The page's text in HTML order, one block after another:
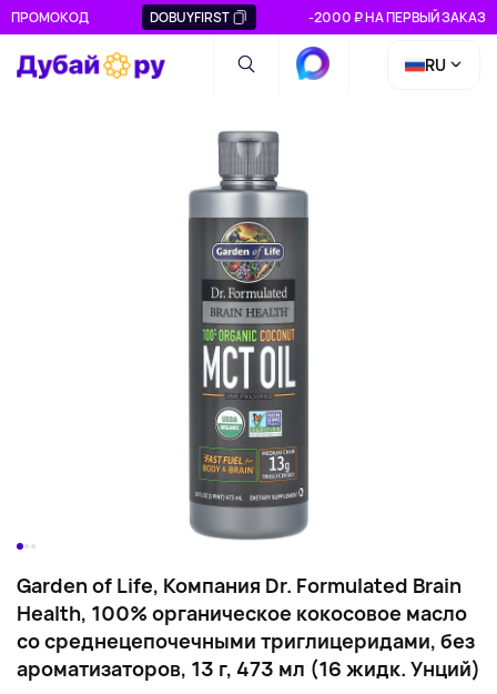
ПРОМОКОД DOBUYFIRST -2000 ₽ НА ПЕРВЫЙ ЗАКАЗ
RU
Garden of Life, Компания Dr. Formulated Brain
Health, 100% органическое кокосовое масло
со среднецепочечными триглицеридами, без
ароматизаторов, 13 г, 473 мл (16 жидк. Унций)